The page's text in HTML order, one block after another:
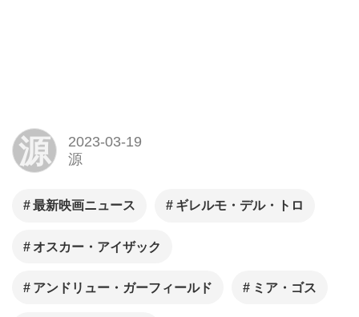
源
2023-03-19
源
最新映画ニュース ギレルモ・デル・トロ
オスカー・アイザック
アンドリュー・ガーフィールド ミア・ゴス